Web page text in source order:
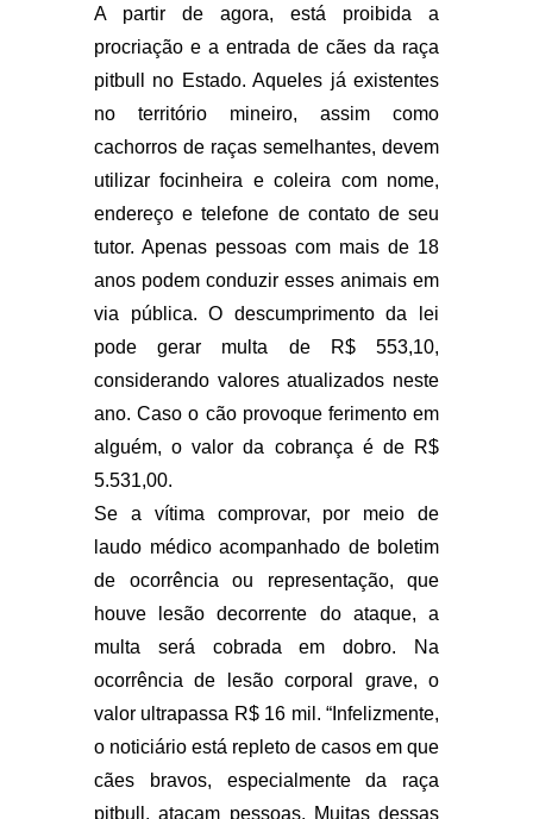
A partir de agora, está proibida a
procriação e a entrada de cães da raça
pitbull no Estado. Aqueles já existentes
no território mineiro, assim como
cachorros de raças semelhantes, devem
utilizar focinheira e coleira com nome,
endereço e telefone de contato de seu
tutor. Apenas pessoas com mais de 18
anos podem conduzir esses animais em
via pública. O descumprimento da lei
pode gerar multa de R$ 553,10,
considerando valores atualizados neste
ano. Caso o cão provoque ferimento em
alguém, o valor da cobrança é de R$
5.531,00.
Se a vítima comprovar, por meio de
laudo médico acompanhado de boletim
de ocorrência ou representação, que
houve lesão decorrente do ataque, a
multa será cobrada em dobro. Na
ocorrência de lesão corporal grave, o
valor ultrapassa R$ 16 mil. “Infelizmente,
o noticiário está repleto de casos em que
cães bravos, especialmente da raça
pitbull, atacam pessoas. Muitas dessas